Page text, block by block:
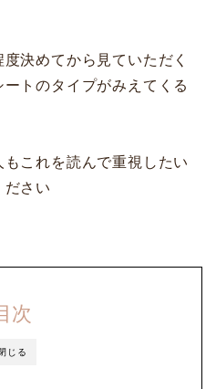
決めてから見ていただく
トのタイプがみえてくる
これを読んで重視したい
ださい
じる
次